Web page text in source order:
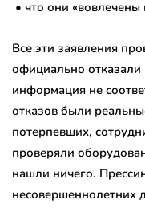
• что они «вовлечены
Все эти заявления
официально отказали
информация не
отказов были
потерпевших,
проверяли
нашли ничего.
несовершеннолетних